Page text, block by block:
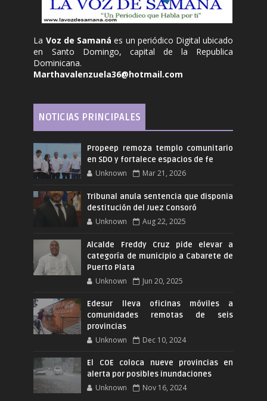
La Voz de Samanáes un periódico Digital ubicado
en Santo Domingo, capital de la Republica
Dominicana.
Marthavalenzuela36@hotmail.com
NOTICIAS PRINCIPALES
Propeep remoza templo comunitario
en SDO y fortalece espacios de fe
Unknown Mar 21, 2026
Tribunal anula sentencia que disponia
destitución del Juez Consoró
Unknown Aug 22, 2025
Alcalde Freddy Cruz pide elevar a
categoría de municipio a Cabarete de
Puerto Plata
Unknown Jun 20, 2025
Edesur lleva oficinas móviles a
comunidades remotas de seis
provincias
Unknown Dec 10, 2024
El COE coloca nueve provincias en
alerta por posibles inundaciones
Unknown Nov 16, 2024